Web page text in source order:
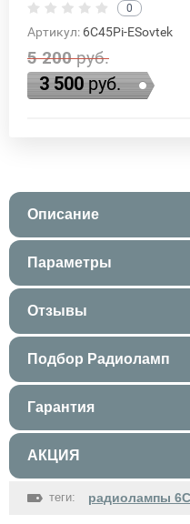
0
Артикул: 6C45Pi-ESovtek
5 200руб.
3 500руб.
Описание
Параметры
Отзывы
Подбор Радиоламп
Гарантия
АКЦИЯ
теги: радиолампы